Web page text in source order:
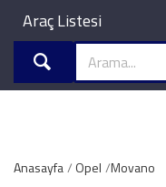
Araç Listesi
Anasayfa Opel Movano